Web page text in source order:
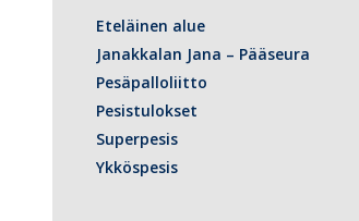
Eteläinen alue
Janakkalan Jana – Pääseura
Pesäpalloliitto
Pesistulokset
Superpesis
Ykköspesis